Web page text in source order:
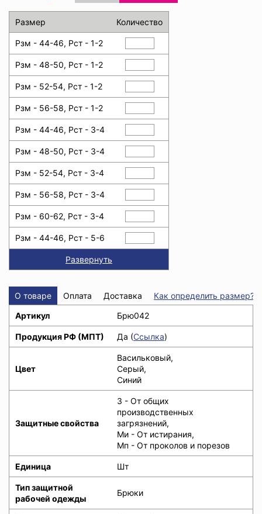
Размер Количество
Рзм - 44-46, Рст - 1-2
Рзм - 48-50, Рст - 1-2
Рзм - 52-54, Рст - 1-2
Рзм - 56-58, Рст - 1-2
Рзм - 44-46, Рст - 3-4
Рзм - 48-50, Рст - 3-4
Рзм - 52-54, Рст - 3-4
Рзм - 56-58, Рст - 3-4
Рзм - 60-62, Рст - 3-4
Рзм - 44-46, Рст - 5-6
Развернуть
О товаре Оплата Доставка
Как определить размер?
Артикул
Брю042
Продукция РФ (МПТ) Да (Ссылка)
Цвет
Васильковый,
Серый,
Синий
Защитные свойства
З - От общих
производственных
загрязнений,
Ми - От истирания,
Мп - От проколов и порезов
Единица Шт
Тип защитной
рабочей одежды
Брюки